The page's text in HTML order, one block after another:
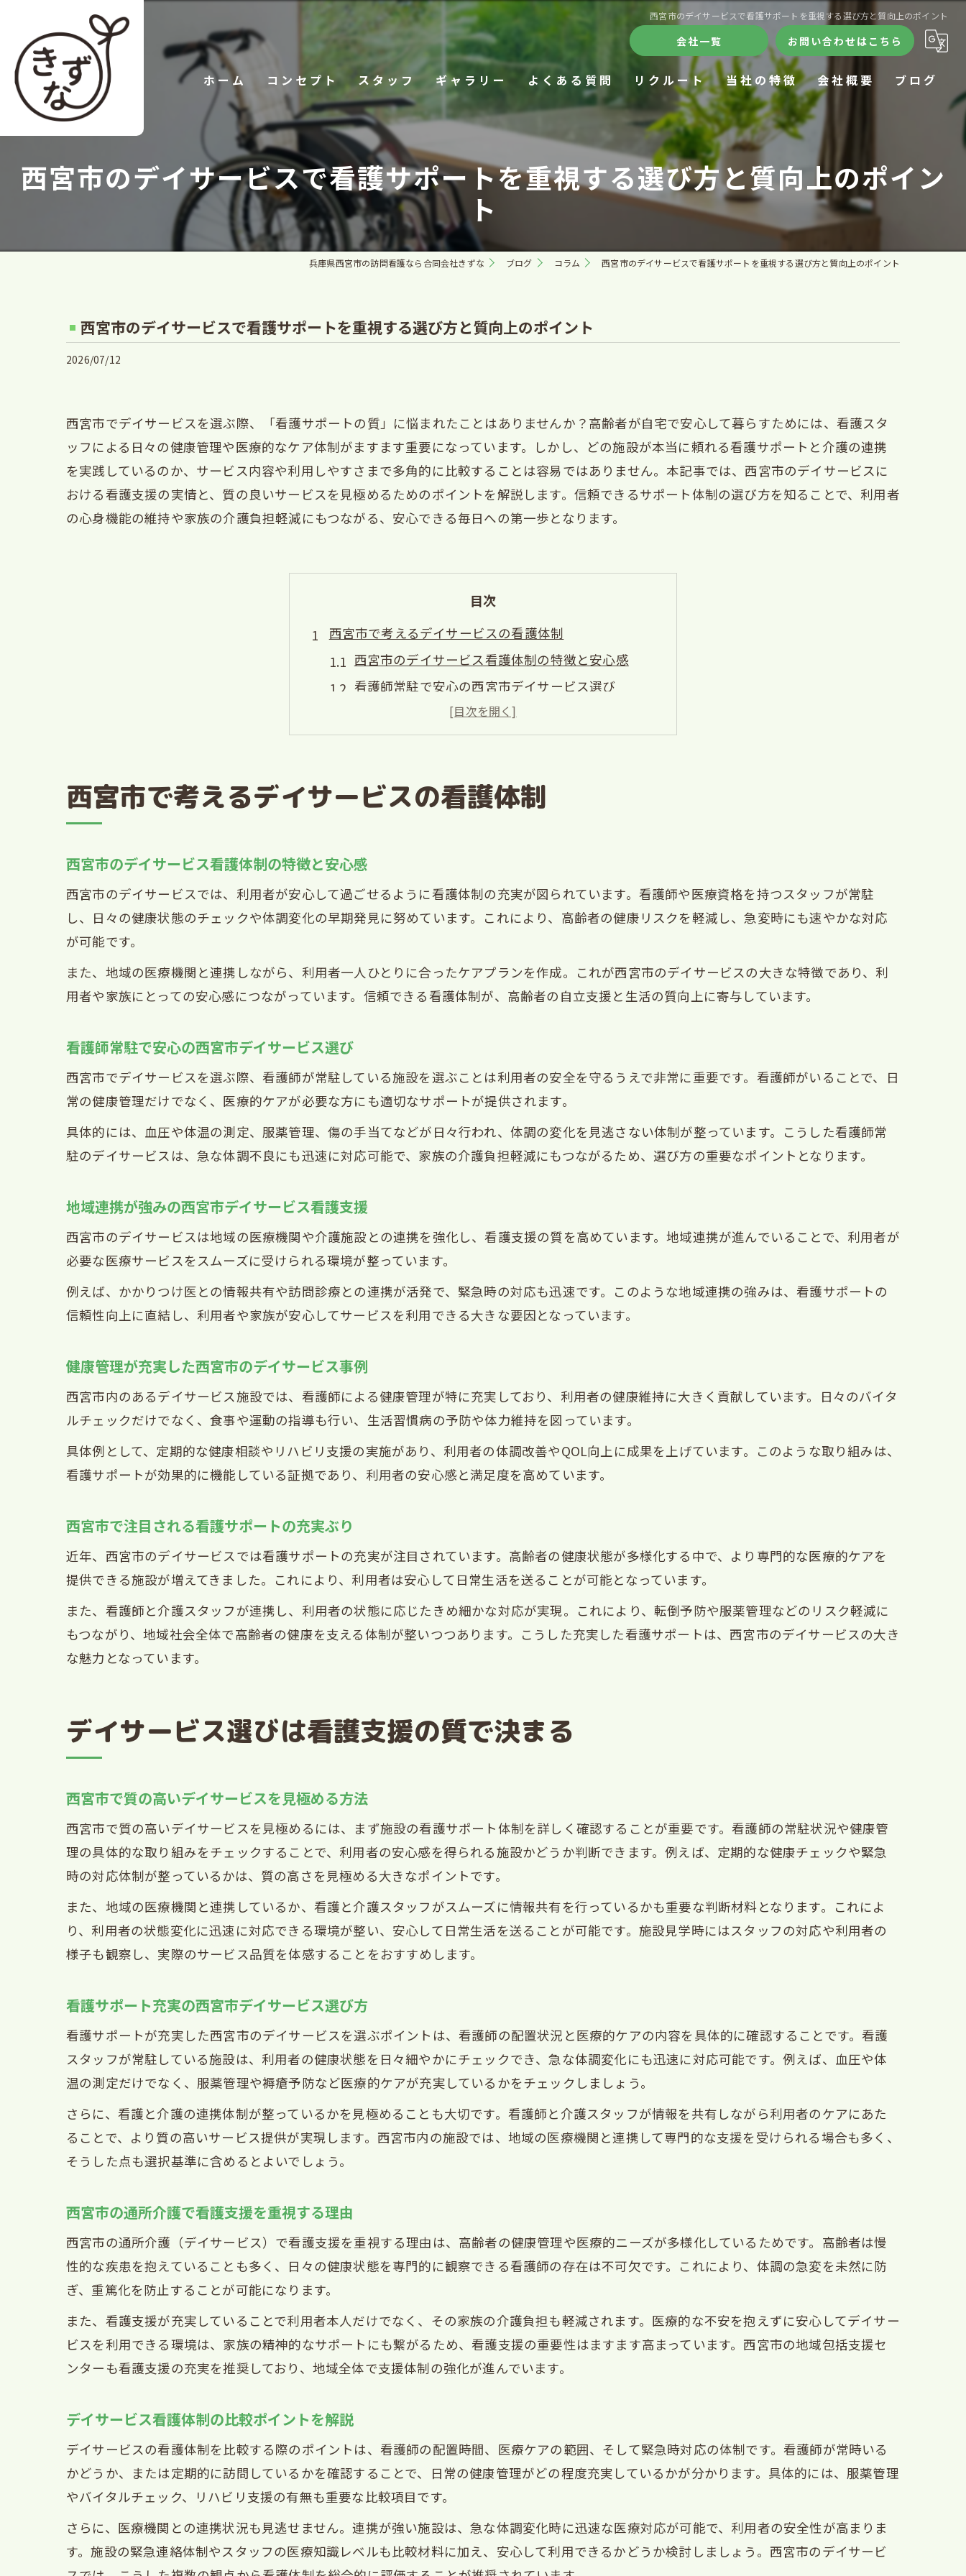
西宮市のデイサービスで看護サポートを重視する選び方と質向上のポイント
会社一覧 お問い合わせはこちら
ホーム コンセプト スタッフ ギャラリー よくある質問 リクルート 当社の特徴
ケアハウス
デイサービス
24時間
在宅療養
会社概要
合同会社きずな
訪問看護ステーションきずな
ケアハウスきずな
きずなデイサロン
ブログ
西宮市のデイサービスで看護サポートを重視する選び方と質向上のポイン
ト
兵庫県西宮市の訪問看護なら合同会社きずな ブログ コラム 西宮市のデイサービスで看護サポートを重視する選び方と質向上のポイント
西宮市のデイサービスで看護サポートを重視する選び方と質向上のポイント
2026/07/12
西宮市でデイサービスを選ぶ際、「看護サポートの質」に悩まれたことはありませんか？高齢者が自宅で安心して暮らすためには、看護スタ
ッフによる日々の健康管理や医療的なケア体制がますます重要になっています。しかし、どの施設が本当に頼れる看護サポートと介護の連携
を実践しているのか、サービス内容や利用しやすさまで多角的に比較することは容易ではありません。本記事では、西宮市のデイサービスに
おける看護支援の実情と、質の良いサービスを見極めるためのポイントを解説します。信頼できるサポート体制の選び方を知ることで、利用者
の心身機能の維持や家族の介護負担軽減にもつながる、安心できる毎日への第一歩となります。
目次
西宮市で考えるデイサービスの看護体制
西宮市のデイサービス看護体制の特徴と安心感
看護師常駐で安心の西宮市デイサービス選び
地域連携が強みの西宮市デイサービス看護支援
健康管理が充実した西宮市のデイサービス事例
デイサービス選びは看護支援の質で決まる
西宮市の通所介護で看護支援を重視する理由
デイサービス看護体制の比較ポイントを解説
看護支援で選ぶ西宮市のデイサービス活用術
西宮市のデイサービスが提供する安心の看護力
看護サポートが心の支えになる西宮市の実際
西宮市デイサービスで体感できる看護支援の質
心身の機能維持に役立つ西宮市の支援
西宮市デイサービスは心身機能維持をどう支えるか
看護と訓練が融合する西宮市のデイサービス
デイサービス看護支援で心身機能向上を目指す
西宮市のデイサービスが叶える予防と維持の取組
デイサービス利用者が重視するサポートとは
西宮市デイサービス利用者が求める看護サポート
利用者が選ぶ西宮市デイサービスの魅力とは
西宮市で人気のデイサービス看護支援ポイント
利用者が安心できる西宮市デイサービスの工夫
看護と介護が連携する理想のデイサービス像
西宮市デイサービスの理想的な看護介護連携姿
看護と介護の協働が生む西宮市の新しい支援体制
看護介護が一体化した西宮市デイサービスの強み
西宮市で考えるデイサービスの看護体制
西宮市のデイサービス看護体制の特徴と安心感
西宮市のデイサービスでは、利用者が安心して過ごせるように看護体制の充実が図られています。看護師や医療資格を持つスタッフが常駐
し、日々の健康状態のチェックや体調変化の早期発見に努めています。これにより、高齢者の健康リスクを軽減し、急変時にも速やかな対応
が可能です。
また、地域の医療機関と連携しながら、利用者一人ひとりに合ったケアプランを作成。これが西宮市のデイサービスの大きな特徴であり、利
用者や家族にとっての安心感につながっています。信頼できる看護体制が、高齢者の自立支援と生活の質向上に寄与しています。
看護師常駐で安心の西宮市デイサービス選び
西宮市でデイサービスを選ぶ際、看護師が常駐している施設を選ぶことは利用者の安全を守るうえで非常に重要です。看護師がいることで、日
常の健康管理だけでなく、医療的ケアが必要な方にも適切なサポートが提供されます。
具体的には、血圧や体温の測定、服薬管理、傷の手当てなどが日々行われ、体調の変化を見逃さない体制が整っています。こうした看護師常
駐のデイサービスは、急な体調不良にも迅速に対応可能で、家族の介護負担軽減にもつながるため、選び方の重要なポイントとなります。
地域連携が強みの西宮市デイサービス看護支援
西宮市のデイサービスは地域の医療機関や介護施設との連携を強化し、看護支援の質を高めています。地域連携が進んでいることで、利用者が
必要な医療サービスをスムーズに受けられる環境が整っています。
例えば、かかりつけ医との情報共有や訪問診療との連携が活発で、緊急時の対応も迅速です。このような地域連携の強みは、看護サポートの
信頼性向上に直結し、利用者や家族が安心してサービスを利用できる大きな要因となっています。
健康管理が充実した西宮市のデイサービス事例
西宮市内のあるデイサービス施設では、看護師による健康管理が特に充実しており、利用者の健康維持に大きく貢献しています。日々のバイタ
ルチェックだけでなく、食事や運動の指導も行い、生活習慣病の予防や体力維持を図っています。
具体例として、定期的な健康相談やリハビリ支援の実施があり、利用者の体調改善やQOL向上に成果を上げています。このような取り組みは、
看護サポートが効果的に機能している証拠であり、利用者の安心感と満足度を高めています。
西宮市で注目される看護サポートの充実ぶり
近年、西宮市のデイサービスでは看護サポートの充実が注目されています。高齢者の健康状態が多様化する中で、より専門的な医療的ケアを
提供できる施設が増えてきました。これにより、利用者は安心して日常生活を送ることが可能となっています。
また、看護師と介護スタッフが連携し、利用者の状態に応じたきめ細かな対応が実現。これにより、転倒予防や服薬管理などのリスク軽減に
もつながり、地域社会全体で高齢者の健康を支える体制が整いつつあります。こうした充実した看護サポートは、西宮市のデイサービスの大き
な魅力となっています。
デイサービス選びは看護支援の質で決まる
西宮市で質の高いデイサービスを見極める方法
西宮市で質の高いデイサービスを見極めるには、まず施設の看護サポート体制を詳しく確認することが重要です。看護師の常駐状況や健康管
理の具体的な取り組みをチェックすることで、利用者の安心感を得られる施設かどうか判断できます。例えば、定期的な健康チェックや緊急
時の対応体制が整っているかは、質の高さを見極める大きなポイントです。
また、地域の医療機関と連携しているか、看護と介護スタッフがスムーズに情報共有を行っているかも重要な判断材料となります。これによ
り、利用者の状態変化に迅速に対応できる環境が整い、安心して日常生活を送ることが可能です。施設見学時にはスタッフの対応や利用者の
様子も観察し、実際のサービス品質を体感することをおすすめします。
看護サポート充実の西宮市デイサービス選び方
看護サポートが充実した西宮市のデイサービスを選ぶポイントは、看護師の配置状況と医療的ケアの内容を具体的に確認することです。看護
スタッフが常駐している施設は、利用者の健康状態を日々細やかにチェックでき、急な体調変化にも迅速に対応可能です。例えば、血圧や体
温の測定だけでなく、服薬管理や褥瘡予防など医療的ケアが充実しているかをチェックしましょう。
さらに、看護と介護の連携体制が整っているかを見極めることも大切です。看護師と介護スタッフが情報を共有しながら利用者のケアにあた
ることで、より質の高いサービス提供が実現します。西宮市内の施設では、地域の医療機関と連携して専門的な支援を受けられる場合も多く、
そうした点も選択基準に含めるとよいでしょう。
西宮市の通所介護で看護支援を重視する理由
西宮市の通所介護（デイサービス）で看護支援を重視する理由は、高齢者の健康管理や医療的ニーズが多様化しているためです。高齢者は慢
性的な疾患を抱えていることも多く、日々の健康状態を専門的に観察できる看護師の存在は不可欠です。これにより、体調の急変を未然に防
ぎ、重篤化を防止することが可能になります。
また、看護支援が充実していることで利用者本人だけでなく、その家族の介護負担も軽減されます。医療的な不安を抱えずに安心してデイサー
ビスを利用できる環境は、家族の精神的なサポートにも繋がるため、看護支援の重要性はますます高まっています。西宮市の地域包括支援セ
ンターも看護支援の充実を推奨しており、地域全体で支援体制の強化が進んでいます。
デイサービス看護体制の比較ポイントを解説
デイサービスの看護体制を比較する際のポイントは、看護師の配置時間、医療ケアの範囲、そして緊急時対応の体制です。看護師が常時いる
かどうか、または定期的に訪問しているかを確認することで、日常の健康管理がどの程度充実しているかが分かります。具体的には、服薬管理
やバイタルチェック、リハビリ支援の有無も重要な比較項目です。
さらに、医療機関との連携状況も見逃せません。連携が強い施設は、急な体調変化時に迅速な医療対応が可能で、利用者の安全性が高まりま
す。施設の緊急連絡体制やスタッフの医療知識レベルも比較材料に加え、安心して利用できるかどうか検討しましょう。西宮市のデイサービ